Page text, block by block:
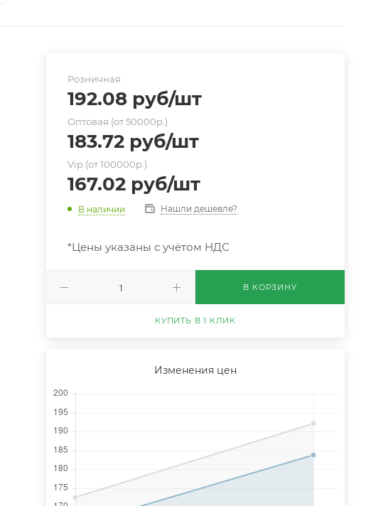
Розничная
192.08 руб/шт
Оптовая (от 50000р.)
183.72 руб/шт
Vip (от 100000р.)
167.02 руб/шт
В наличии Нашли дешевле?
*Цены указаны с учётом НДС
В КОРЗИНУ
КУПИТЬ В 1 КЛИК
Изменения цен